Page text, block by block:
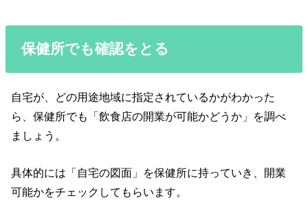
保健所でも確認をとる
自宅が、どの用途地域に指定されているかがわかった
ら、保健所でも「飲食店の開業が可能かどうか」を調べ
ましょう。
具体的には「自宅の図面」を保健所に持っていき、開業
可能かをチェックしてもらいます。